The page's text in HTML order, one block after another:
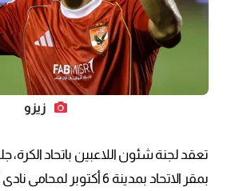
زيزو
تعقد لجنة شئون اللاعبين باتحاد الكرة،
بمقر الاتحاد بمدينة 6 أكتوبر